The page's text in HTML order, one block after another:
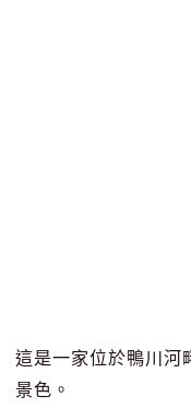
這是一家位於鴨川河
景色。